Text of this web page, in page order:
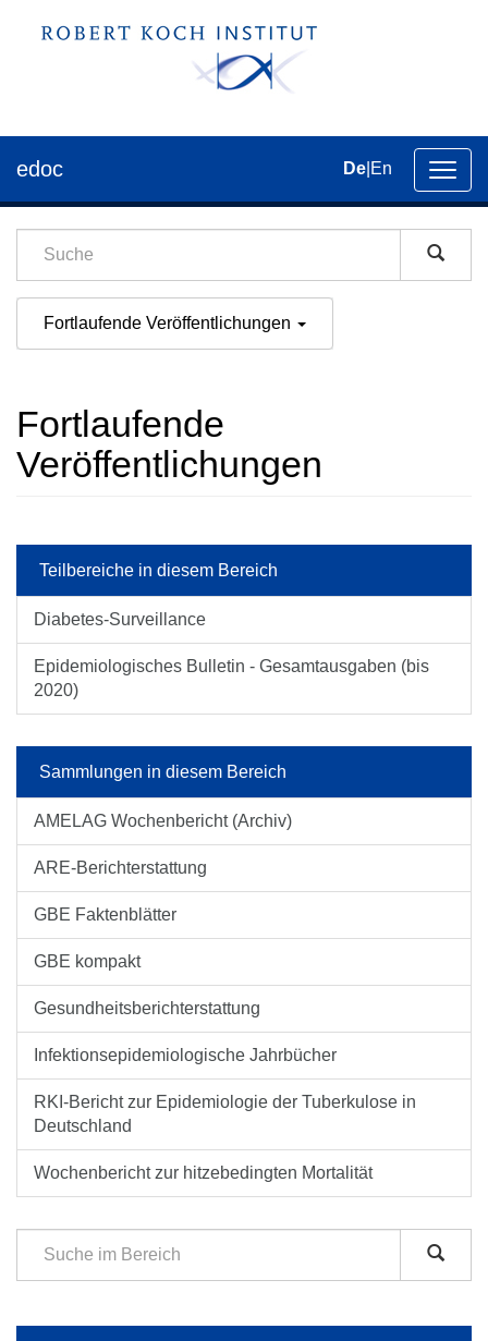
der
edoc De En
Fortlaufende Veröffentlichungen
Fortlaufende
Veröffentlichungen
Teilbereiche in diesem Bereich
Diabetes-Surveillance
Epidemiologisches Bulletin - Gesamtausgaben (bis
2020)
Sammlungen in diesem Bereich
AMELAG Wochenbericht (Archiv)
ARE-Berichterstattung
GBE Faktenblätter
GBE kompakt
Gesundheitsberichterstattung
Infektionsepidemiologische Jahrbücher
RKI-Bericht zur Epidemiologie der Tuberkulose in
Deutschland
Wochenbericht zur hitzebedingten Mortalität